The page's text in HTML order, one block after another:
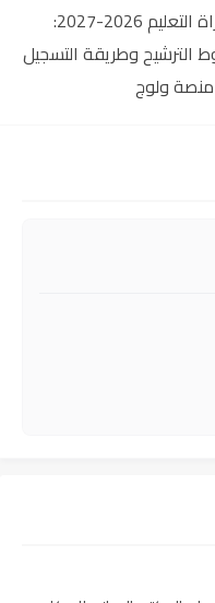
مباراة التعليم 2026-2027:
الترشيح وطريقة التسجيل
منصة ولوج